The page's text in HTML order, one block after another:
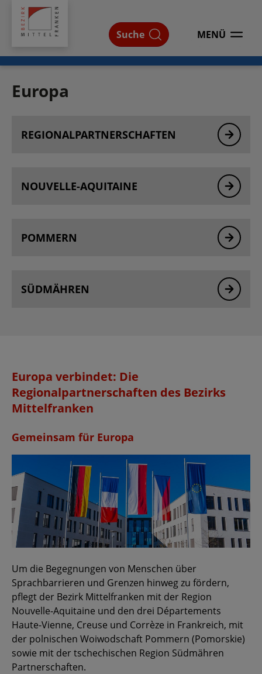
Bezirk
Mittelfranken
Suche
MENÜ
Europa
Europa
REGIONAL­PARTNER­SCHAFTEN
NOUVELLE-AQUITAINE
POMMERN
SÜDMÄHREN
Europa verbindet: Die
Regionalpartnerschaften des Bezirks
Mittelfranken
Gemeinsam für Europa
Um die Begegnungen von Menschen über
Sprachbarrieren und Grenzen hinweg zu fördern,
pflegt der Bezirk Mittelfranken mit der Region
Nouvelle-Aquitaine und den drei Départements
Haute-Vienne, Creuse und Corrèze in Frankreich, mit
der polnischen Woiwodschaft Pommern (Pomorskie)
sowie mit der tschechischen Region Südmähren
Partnerschaften.